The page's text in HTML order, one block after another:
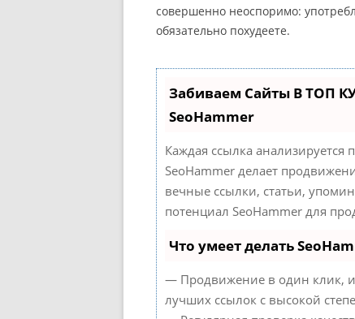
совершенно неоспоримо:
обязательно похудеете.
Забиваем Сайты В ТОП
SeoHammer
Каждая ссылка анализируется
SeoHammer делает
вечные ссылки, статьи,
потенциал SeoHammer для
Что умеет делать
— Продвижение в один клик,
лучших ссылок с высокой